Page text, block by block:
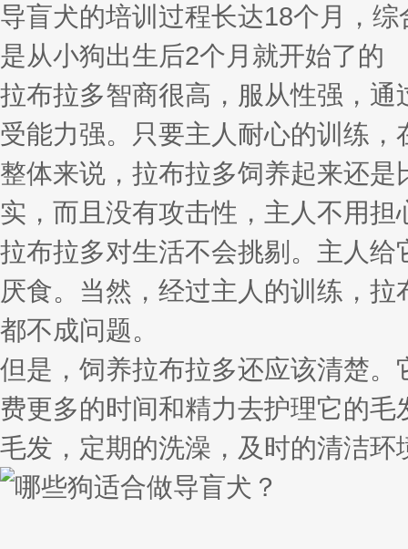
导盲犬的培训过程长达18个月，
是从小狗出生后2个月就开始了的
拉布拉多智商很高，服从性强，
受能力强。只要主人耐心的训练
整体来说，拉布拉多饲养起来还
实，而且没有攻击性，主人不用
拉布拉多对生活不会挑剔。主人
厌食。当然，经过主人的训练，
都不成问题。
但是，饲养拉布拉多还应该清楚
费更多的时间和精力去护理它的
毛发，定期的洗澡，及时的清洁